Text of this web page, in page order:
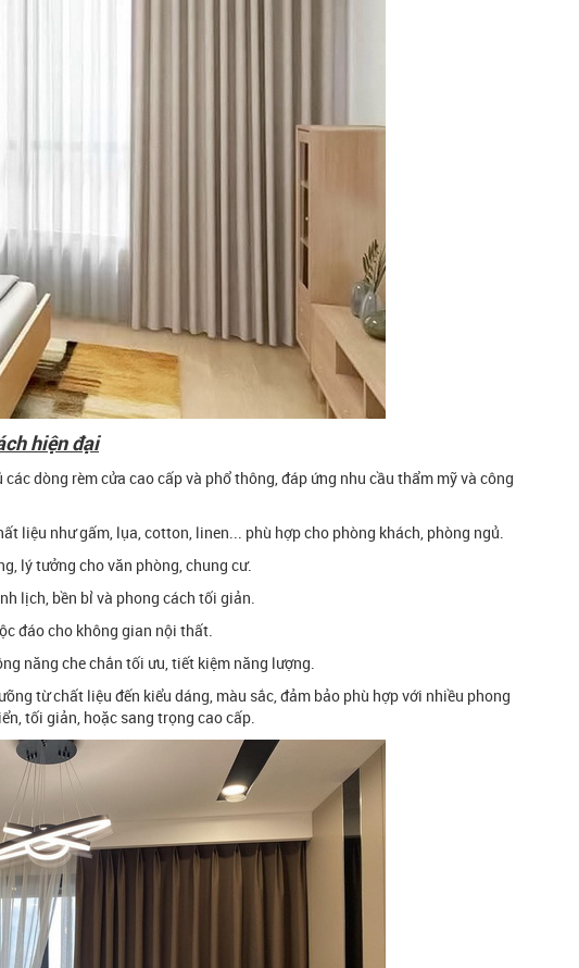
hiện đại
các dòng rèm cửa cao cấp và phổ thông, đáp ứng nhu cầu thẩm mỹ và công
liệu như gấm, lụa, cotton, linen... phù hợp cho phòng khách, phòng ngủ.
lý tưởng cho văn phòng, chung cư.
lịch, bền bỉ và phong cách tối giản.
đáo cho không gian nội thất.
năng che chắn tối ưu, tiết kiệm năng lượng.
từ chất liệu đến kiểu dáng, màu sắc, đảm bảo phù hợp với nhiều phong
tối giản, hoặc sang trọng cao cấp.